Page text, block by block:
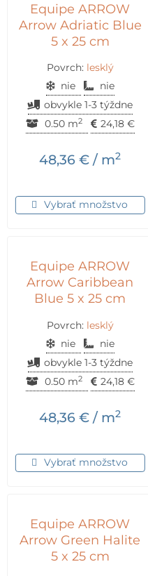
Equipe ARROW
Arrow Adriatic Blue
5 x 25 cm
Povrch: lesklý
nie
nie
obvykle 1-3 týždne
0.50 m2 24,18 €
48,36 € / m2
Vybrať množstvo
Equipe ARROW
Arrow Caribbean
Blue 5 x 25 cm
Povrch: lesklý
nie
nie
obvykle 1-3 týždne
0.50 m2 24,18 €
48,36 € / m2
Vybrať množstvo
Equipe ARROW
Arrow Green Halite
5 x 25 cm